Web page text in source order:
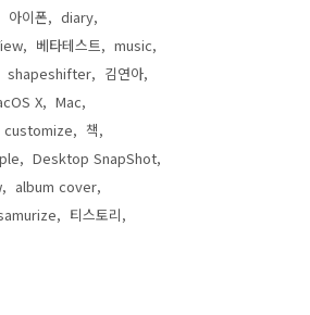
아이폰
diary
베타테스트
music
shapeshifter
김연아
X
Mac
customize
책
Desktop SnapShot
album cover
티스토리